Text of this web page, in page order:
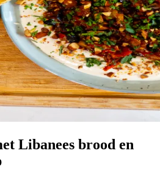
Libanees brood en